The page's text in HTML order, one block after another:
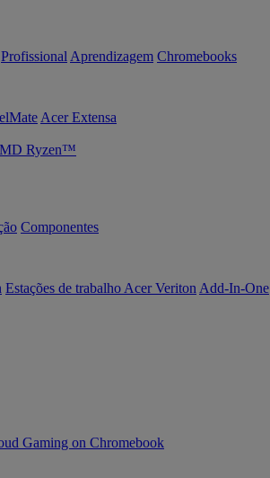
Profissional Aprendizagem Chromebooks
Acer Extensa
Ryzen™
Componentes
Estações de trabalho Acer Veriton Add-In-One
Gaming on Chromebook